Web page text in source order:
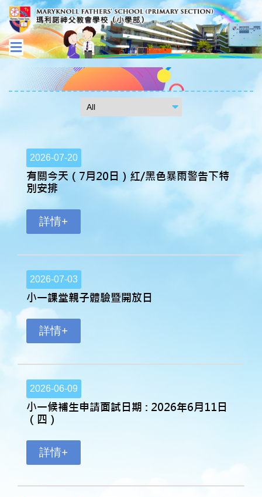
2026-07-20
有關今天（7月20日）紅/黑色暴雨警告下特
別安排
詳情+
2026-07-03
小一課堂親子體驗暨開放日
詳情+
2026-06-09
小一候補生申請面試日期 : 2026年6月11日
（四）
詳情+